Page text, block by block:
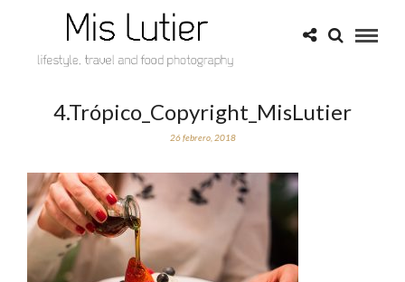
4.Trópico_Copyright_MisLutier
26 febrero, 2018